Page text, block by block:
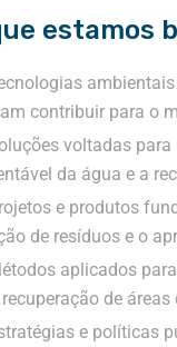
estamos
contribuir para o
voltadas para
da água e a
e produtos
de resíduos e o
aplicados
de
e políticas